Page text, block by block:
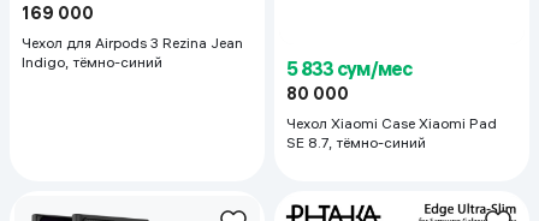
169 000
Чехол для Airpods 3 Rezina Jean
Indigo, тёмно-синий
5 833 сум/мес
80 000
Чехол Xiaomi Case Xiaomi Pad
SE 8.7, тёмно-синий